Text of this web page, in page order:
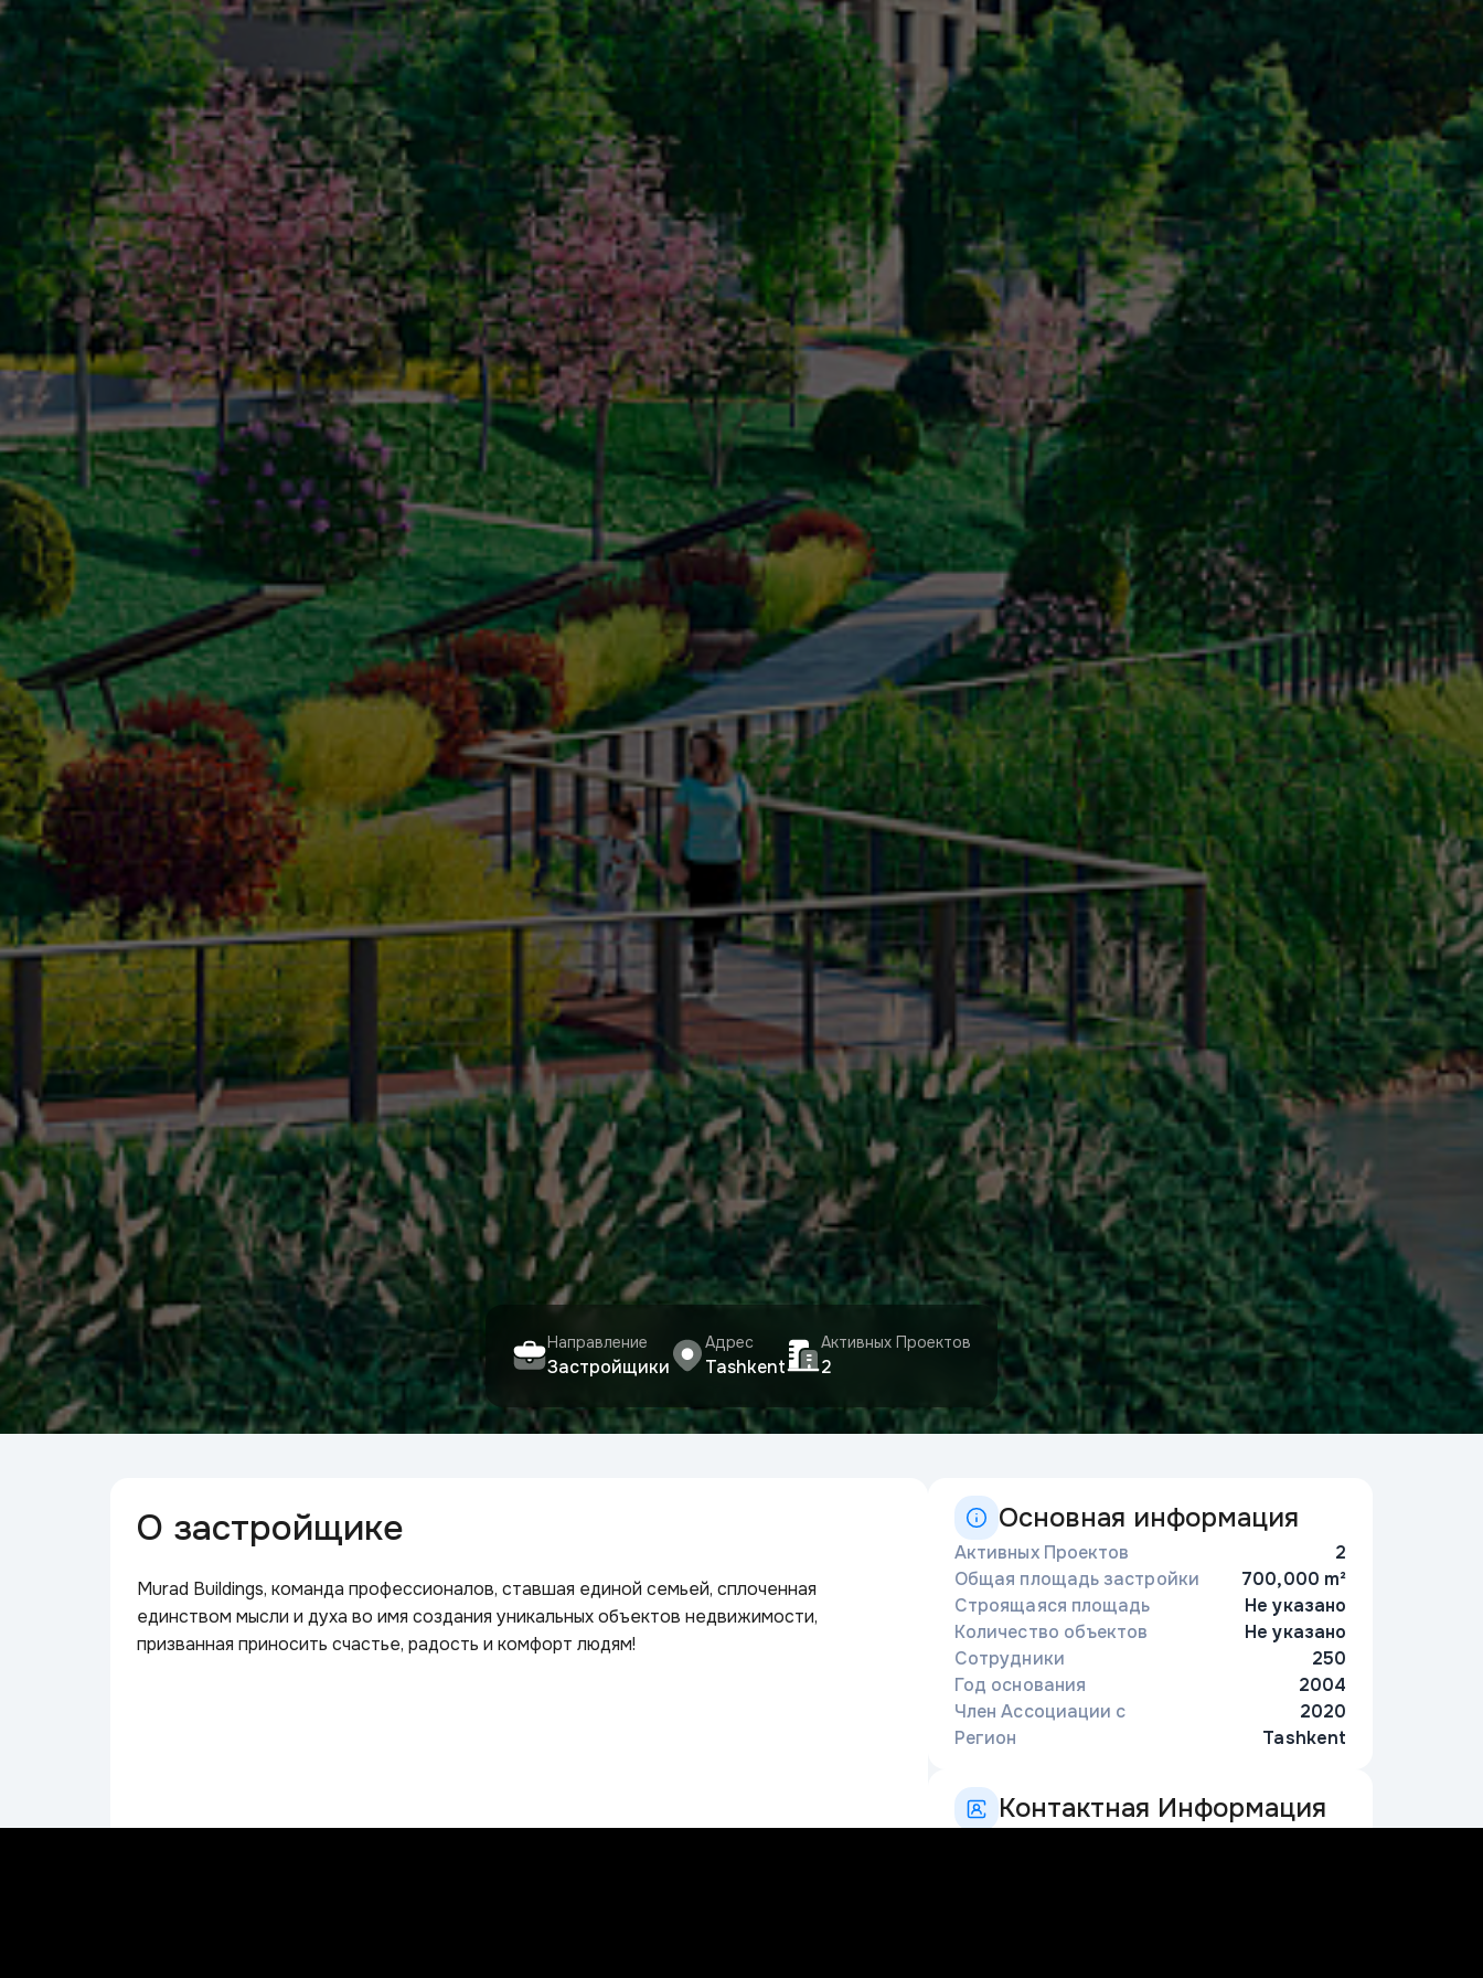
Направление
Застройщики
Адрес
Tashkent
Активных Проектов
2
О застройщике
Murad Buildings, команда профессионалов, ставшая единой семьей, сплоченная
единством мысли и духа во имя создания уникальных объектов недвижимости,
призванная приносить счастье, радость и комфорт людям!
Основная информация
Активных Проектов
2
Общая площадь застройки
700,000 m²
Строящаяся площадь
Не указано
Количество объектов
Не указано
Сотрудники
250
Год основания
2004
Член Ассоциации с
2020
Регион
Tashkent
Контактная Информация